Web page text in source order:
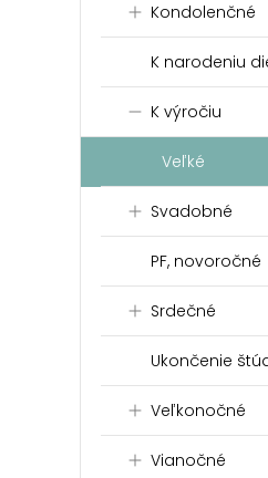
Kondolenčné
K narodeniu
K výročiu
Veľké
Svadobné
PF, novoročné
Srdečné
Ukončenie
Veľkonočné
Vianočné